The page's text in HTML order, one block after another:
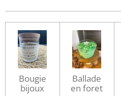
Bougie
bijoux
Ballade
en foret